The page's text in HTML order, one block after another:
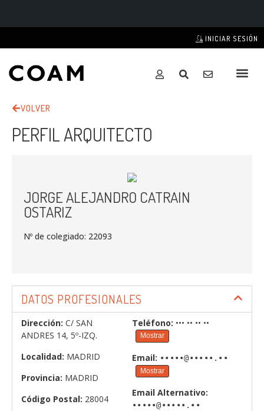
INICIAR SESIÓN
VOLVER
PERFIL ARQUITECTO
JORGE ALEJANDRO CATRAIN
OSTARIZ
Nº de colegiado: 22093
DATOS PROFESIONALES
Dirección: C/ SAN
ANDRES 14, 5º-IZQ.
Localidad: MADRID
Provincia: MADRID
Código Postal: 28004
Teléfono: ••• •• •• ••
Mostrar
Email: •••••@•••••.••
Mostrar
Email Alternativo:
•••••@•••••.••